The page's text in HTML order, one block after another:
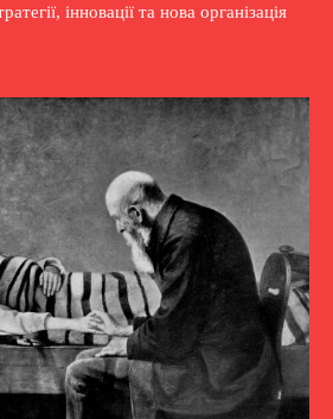
інновації та нова організація